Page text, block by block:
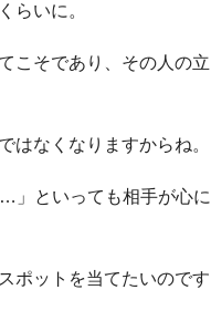
らいに。
こそであり、その人の
はなくなりますからね。
」といっても相手が心
ポットを当てたいのです